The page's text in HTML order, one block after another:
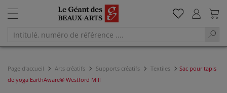
Page d'accueil Arts créatifs Supports créatifs Textiles
Sac pour tapis
de yoga EarthAware® Westford Mill